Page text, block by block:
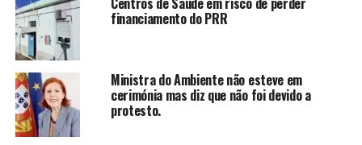
financiamento do PRR
Ministra do Ambiente não esteve em
cerimónia mas diz que não foi devido a
protesto.